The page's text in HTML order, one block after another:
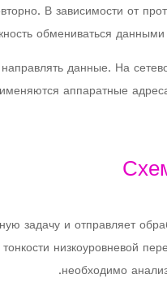
В зависимости от
обмениваться
данные. На
аппаратные
задачу и отправляет
низкоуровневой
необходимо